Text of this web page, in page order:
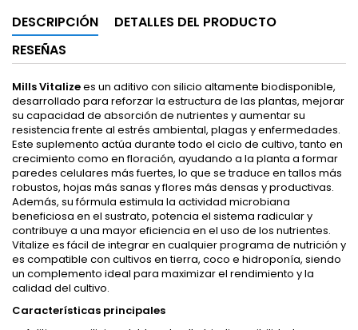
DESCRIPCIÓN
DETALLES DEL PRODUCTO
RESEÑAS
Mills Vitalizees un aditivo con silicio altamente biodisponible,
desarrollado para reforzar la estructura de las plantas, mejorar
su capacidad de absorción de nutrientes y aumentar su
resistencia frente al estrés ambiental, plagas y enfermedades.
Este suplemento actúa durante todo el ciclo de cultivo, tanto en
crecimiento como en floración, ayudando a la planta a formar
paredes celulares más fuertes, lo que se traduce en tallos más
robustos, hojas más sanas y flores más densas y productivas.
Además, su fórmula estimula la actividad microbiana
beneficiosa en el sustrato, potencia el sistema radicular y
contribuye a una mayor eficiencia en el uso de los nutrientes.
Vitalize es fácil de integrar en cualquier programa de nutrición y
es compatible con cultivos en tierra, coco e hidroponía, siendo
un complemento ideal para maximizar el rendimiento y la
calidad del cultivo.
Características principales